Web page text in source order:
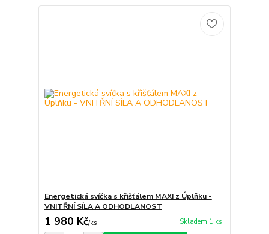
Energetická svíčka s křišťálem MAXI z Úplňku -
VNITŘNÍ SÍLA A ODHODLANOST
1 980 Kč/ks Skladem 1 ks